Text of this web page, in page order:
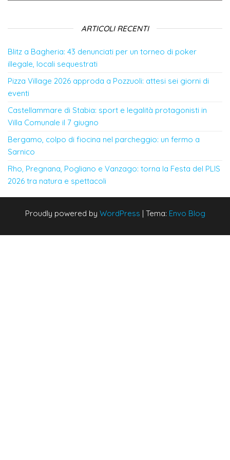
ARTICOLI RECENTI
Blitz a Bagheria: 43 denunciati per un torneo di poker
illegale, locali sequestrati
Pizza Village 2026 approda a Pozzuoli: attesi sei giorni di
eventi
Castellammare di Stabia: sport e legalità protagonisti in
Villa Comunale il 7 giugno
Bergamo, colpo di fiocina nel parcheggio: un fermo a
Sarnico
Rho, Pregnana, Pogliano e Vanzago: torna la Festa del PLIS
2026 tra natura e spettacoli
Proudly powered by WordPress | Tema: Envo Blog